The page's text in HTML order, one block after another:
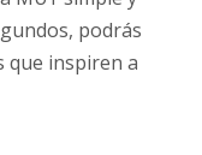
podrás
que inspiren a